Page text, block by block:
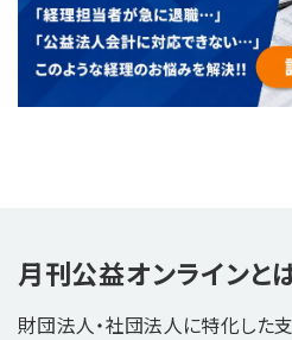
月刊公益オンラインと
財団法人・社団法人に特化した